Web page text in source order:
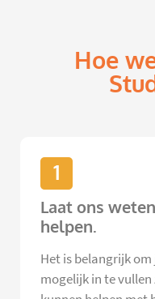
Hoe
1
Laat ons
helpen.
Het is belangrijk
mogelijk in te